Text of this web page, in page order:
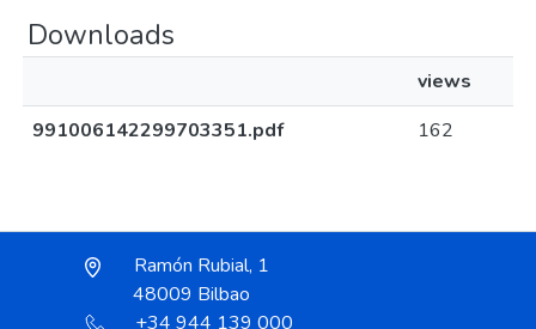
Downloads
views
991006142299703351.pdf
162
Ramón Rubial, 1
48009 Bilbao
+34 944 139 000